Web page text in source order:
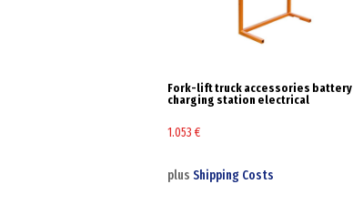
Fork-lift truck accessories battery
charging station electrical
1.053€
plusShipping Costs